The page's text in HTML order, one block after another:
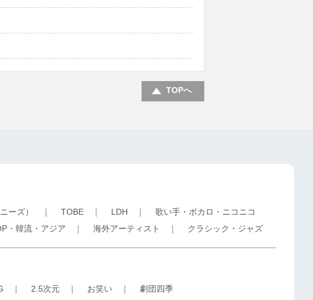
TOPへ
ーズ） ｜ TOBE ｜ LDH ｜ 歌い手・ボカロ・ニコニコ
・韓流・アジア ｜ 海外アーティスト ｜ クラシック・ジャズ
｜ 2.5次元 ｜ お笑い ｜ 劇団四季